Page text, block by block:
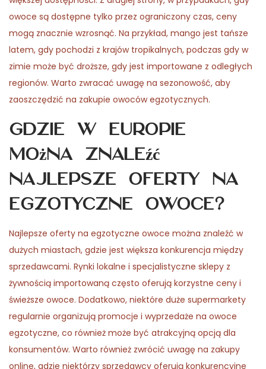
owoce są dostępne tylko przez ograniczony czas, ceny
mogą znacznie wzrosnąć. Na przykład, mango jest tańsze
latem, gdy pochodzi z krajów tropikalnych, podczas gdy w
zimie może być droższe, gdy jest importowane z odległych
regionów. Warto zwracać uwagę na sezonowość, aby
zaoszczędzić na zakupie owoców egzotycznych.
Gdzie w Europie
można znaleźć
najlepsze oferty na
egzotyczne owoce?
Najlepsze oferty na egzotyczne owoce można znaleźć w
dużych miastach, gdzie jest większa konkurencja między
sprzedawcami. Rynki lokalne i specjalistyczne sklepy z
żywnością importowaną często oferują korzystne ceny i
świeższe owoce. Dodatkowo, niektóre duże supermarkety
regularnie organizują promocje i wyprzedaże na owoce
egzotyczne, co również może być atrakcyjną opcją dla
konsumentów. Warto również zwrócić uwagę na zakupy
online, gdzie niektórzy sprzedawcy oferują konkurencyjne